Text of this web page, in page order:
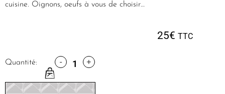
cuisine. Oignons, oeufs à vous de choisir…
25€ TTC
Quantité: - +